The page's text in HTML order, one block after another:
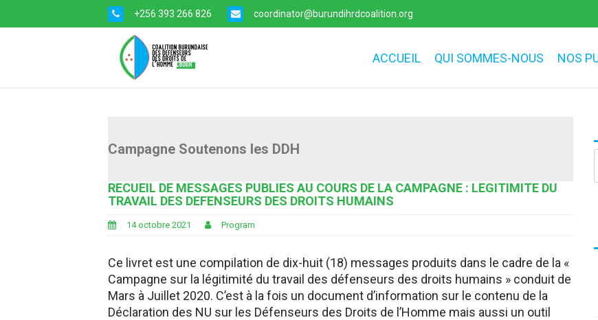
+256 393 266 826 coordinator@burundihrdcoalition.org
ACCUEIL QUI SOMMES-NOUS NOS
Campagne Soutenons les DDH
RECUEIL DE MESSAGES PUBLIES AU COURS DE LA CAMPAGNE : LEGITIMITE DU
TRAVAIL DES DEFENSEURS DES DROITS HUMAINS
14 octobre 2021 Program
Ce livret est une compilation de dix-huit (18) messages produits dans le cadre de la «
Campagne sur la légitimité du travail des défenseurs des droits humains » conduit de
Mars à Juillet 2020. C’est à la fois un document d’information sur le contenu de la
Déclaration des NU sur les Défenseurs des Droits de l’Homme mais aussi un outil